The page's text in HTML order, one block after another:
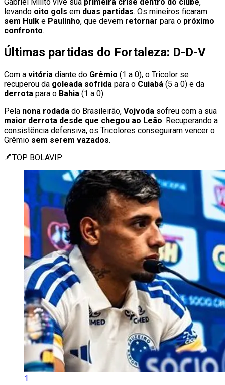
levando oito gols em duas partidas. Os mineiros ficaram
sem Hulk e Paulinho, que devem retornar para o próximo
confronto.
Últimas partidas do Fortaleza: D-D-V
Com a vitória diante do Grêmio (1 a 0), o Tricolor se
recuperou da goleada sofrida para o Cuiabá (5 a 0) e da
derrota para o Bahia (1 a 0).
Pela nona rodada do Brasileirão, Vojvoda sofreu com a sua
maior derrota desde que chegou ao Leão. Recuperando a
consistência defensiva, os Tricolores conseguiram vencer o
Grêmio sem serem vazados.
TOP BOLAVIP
1